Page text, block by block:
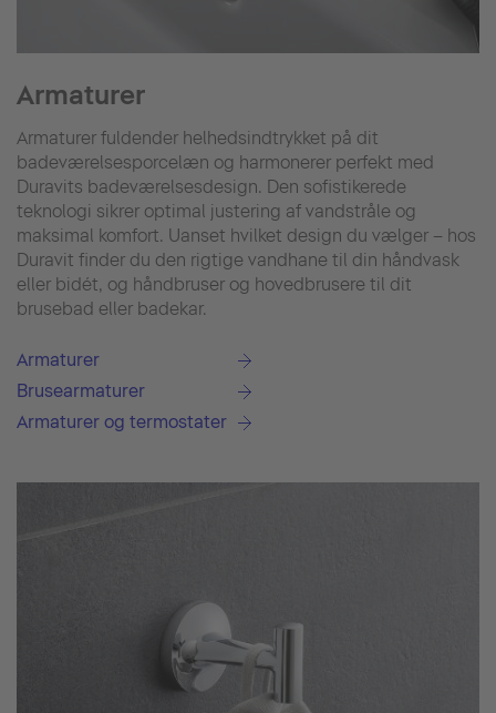
Armaturer
Armaturer fuldender helhedsindtrykket på dit
badeværelsesporcelæn og harmonerer perfekt med
Duravits badeværelsesdesign. Den sofistikerede
teknologi sikrer optimal justering af vandstråle og
maksimal komfort. Uanset hvilket design du vælger – hos
Duravit finder du den rigtige vandhane til din håndvask
eller bidét, og håndbruser og hovedbrusere til dit
brusebad eller badekar.
Armaturer
Brusearmaturer
Armaturer og termostater